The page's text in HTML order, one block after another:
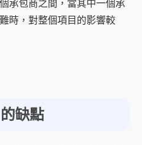
承包商之間，當其中一個承
時，對整個項目的影響較
缺點